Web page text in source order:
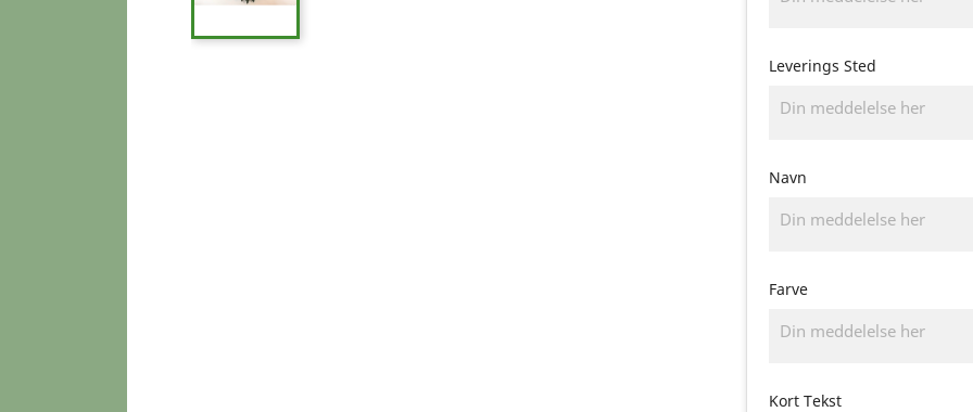
Leverings Sted
Navn
Farve
Kort Tekst